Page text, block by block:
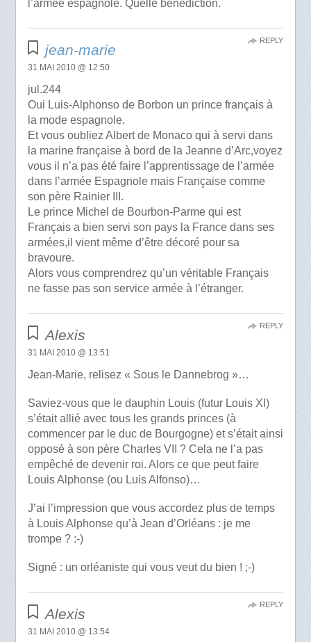
l’armée espagnole. Quelle bénédiction.
jean-marie
31 MAI 2010 @ 12:50
jul.244
Oui Luis-Alphonso de Borbon un prince français à
la mode espagnole.
Et vous oubliez Albert de Monaco qui à servi dans
la marine française à bord de la Jeanne d’Arc,voyez
vous il n’a pas été faire l’apprentissage de l’armée
dans l’armée Espagnole mais Française comme
son père Rainier III.
Le prince Michel de Bourbon-Parme qui est
Français a bien servi son pays la France dans ses
armées,il vient même d’être décoré pour sa
bravoure.
Alors vous comprendrez qu’un véritable Français
ne fasse pas son service armée à l’étranger.
REPLY
Alexis
31 MAI 2010 @ 13:51
Jean-Marie, relisez « Sous le Dannebrog »…
Saviez-vous que le dauphin Louis (futur Louis XI)
s’était allié avec tous les grands princes (à
commencer par le duc de Bourgogne) et s’était ainsi
opposé à son père Charles VII ? Cela ne l’a pas
empêché de devenir roi. Alors ce que peut faire
Louis Alphonse (ou Luis Alfonso)…
J’ai l’impression que vous accordez plus de temps
à Louis Alphonse qu’à Jean d’Orléans : je me
trompe ? :-)
Signé : un orléaniste qui vous veut du bien ! ;-)
REPLY
Alexis
31 MAI 2010 @ 13:54
REPLY